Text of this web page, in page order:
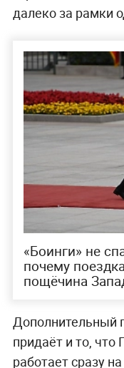
далеко за рамки
«Боинги» не
почему
пощёчина
Дополнительный
придаёт и то, что
работает сразу